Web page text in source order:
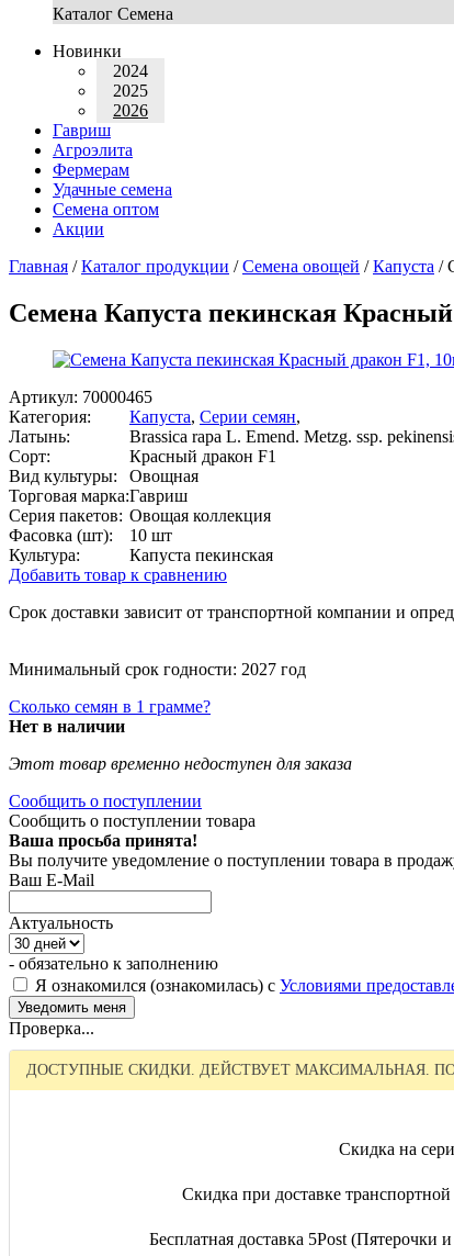
Каталог Семена
Новинки
2024
2025
2026
Гавриш
Агроэлита
Фермерам
Удачные семена
Семена оптом
Акции
Главная /Каталог продукции /Семена овощей /Капуста /
Семена Капуста пекинская
Артикул: 70000465
Категория:
Капуста, Серии семян,
Латынь:
Brassica rapa L. Emend. Metzg. ssp.
Сорт:
Красный дракон F1
Вид культуры:
Овощная
Торговая марка:Гавриш
Серия пакетов: Овощая коллекция
Фасовка (шт):
10 шт
Культура:
Капуста пекинская
Добавить товар к сравнению
Срок доставки зависит от транспортной компании и
Минимальный срок годности: 2027 год
Сколько семян в 1 грамме?
Нет в наличии
Этот товар временно недоступен для заказа
Сообщить о поступлении
Сообщить о поступлении товара
Ваша просьба принята!
Вы получите уведомление о поступлении товара в
Ваш E-Mail
Актуальность
- обязательно к заполнению
Я ознакомился (ознакомилась) с Условиями
Проверка...
ДОСТУПНЫЕ СКИДКИ. ДЕЙСТВУЕТ МАКСИМАЛЬНАЯ.
Скидка на
Скидка при доставке
Бесплатная доставка 5Post (Пятерочки